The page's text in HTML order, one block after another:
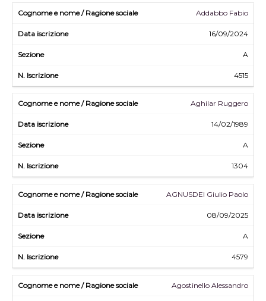
Addabbo Fabio
16/09/2024
A
4515
Aghilar Ruggero
14/02/1989
A
1304
AGNUSDEI Giulio Paolo
08/09/2025
A
4579
Agostinello Alessandro